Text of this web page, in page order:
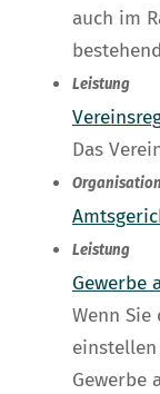
auch im
Leistung
Das
Leistung
Gewerbe
Wenn Sie
Gewerbe